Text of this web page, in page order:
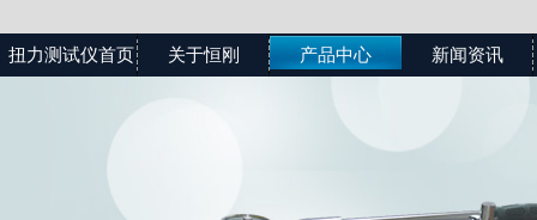
扭力测试仪首页 关于恒刚 产品中心 新闻资讯